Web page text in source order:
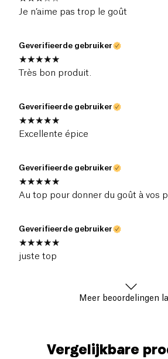
Je n’aime pas trop le goût
Geverifieerde gebruiker
Très bon produit.
Geverifieerde gebruiker
Excellente épice
Geverifieerde gebruiker
Au top pour donner du goût à vos
Geverifieerde gebruiker
juste top
Meer beoordelingen
Vergelijkbare